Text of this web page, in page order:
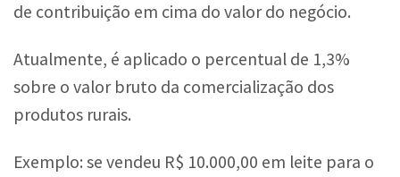
de contribuição em cima do valor do negócio.
Atualmente, é aplicado o percentual de 1,3%
sobre o valor bruto da comercialização dos
produtos rurais.
Exemplo: se vendeu R$ 10.000,00 em leite para o